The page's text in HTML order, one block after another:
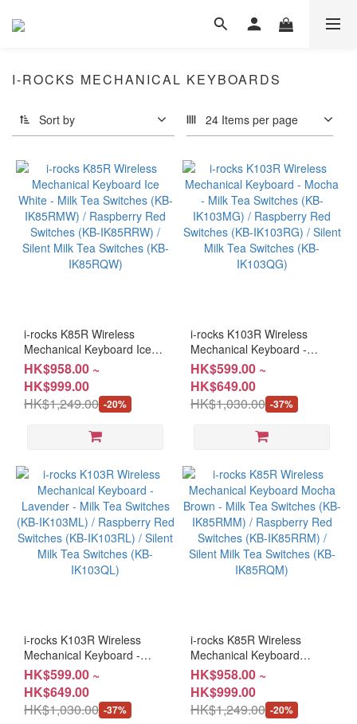
I-ROCKS MECHANICAL KEYBOARDS
Sort by 24 Items per page
i-rocks K85R Wireless
Mechanical Keyboard Ice
White - Milk Tea Switches
(KB-IK85RMW) / Raspberry
Red Switches (KB-
IK85RRW) / Silent Milk Tea
HK$958.00 ~
HK$999.00
HK$1,249.00 -20%
i-rocks K103R Wireless
Mechanical Keyboard -
Mocha - Milk Tea Switches
(KB-IK103MG) / Raspberry
Red Switches (KB-
IK103RG) / Silent Milk Tea
HK$599.00 ~
HK$649.00
HK$1,030.00 -37%
i-rocks K103R Wireless
Mechanical Keyboard -
Lavender - Milk Tea
Switches (KB-IK103ML) /
Raspberry Red Switches
(KB-IK103RL) / Silent Milk
HK$599.00 ~
HK$649.00
HK$1,030.00 -37%
i-rocks K85R Wireless
Mechanical Keyboard
Mocha Brown - Milk Tea
Switches (KB-IK85RMM) /
Raspberry Red Switches
(KB-IK85RRM) / Silent Milk
HK$958.00 ~
HK$999.00
HK$1,249.00 -20%